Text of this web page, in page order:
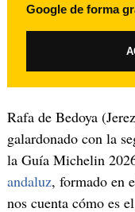
Google de forma
Rafa de Bedoya
galardonado con la
la Guía Michelin
andaluz, formado en
nos cuenta cómo es